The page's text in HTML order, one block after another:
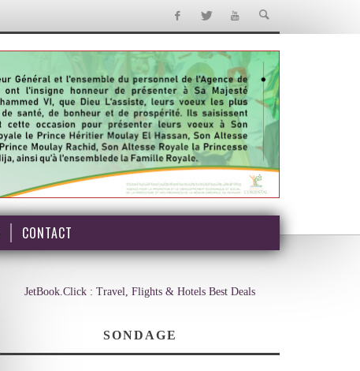
CONTACT
JetBook.Click : Travel, Flights & Hotels Best Deals
SONDAGE